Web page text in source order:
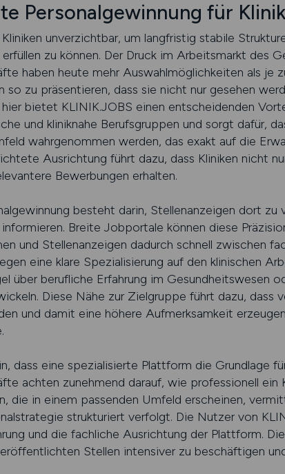
Personalgewinnung für
unverzichtbar, um langfristig stabile
zu können. Der Druck im Arbeitsmarkt des
haben heute mehr Auswahlmöglichkeiten als je
zu präsentieren, dass sie nicht nur gesehen
bietet KLINIK.JOBS einen entscheidenden
und kliniknahe Berufsgruppen und sorgt dafür,
wahrgenommen werden, das exakt auf die
Ausrichtung führt dazu, dass Kliniken nicht
Bewerbungen erhalten.
besteht darin, Stellenanzeigen dort
Breite Jobportale können diese
und Stellenanzeigen dadurch schnell zwischen
eine klare Spezialisierung auf den klinischen
über berufliche Erfahrung im Gesundheitswesen
Diese Nähe zur Zielgruppe führt dazu, dass
und damit eine höhere Aufmerksamkeit
dass eine spezialisierte Plattform die Grundlage
achten zunehmend darauf, wie professionell ein
die in einem passenden Umfeld erscheinen,
strukturiert verfolgt. Die Nutzer von
und die fachliche Ausrichtung der Plattform.
Stellen intensiver zu beschäftigen